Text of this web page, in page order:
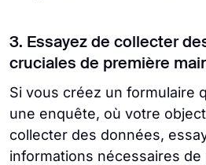
3. Essayez de collecter
cruciales de première
Si vous créez un formulaire
une enquête, où votre
collecter des données,
informations nécessaires de